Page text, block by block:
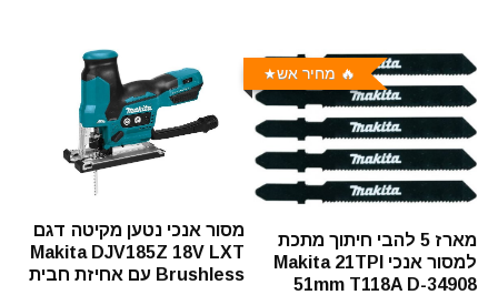
🔥 מחיר אש
מארז 5 להבי חיתוך מתכת
למסור אנכי Makita 21TPI
51mm T118A D-34908
מסור אנכי נטען מקיטה דגם
Makita DJV185Z 18V LXT
Brushless עם אחיזת חבית